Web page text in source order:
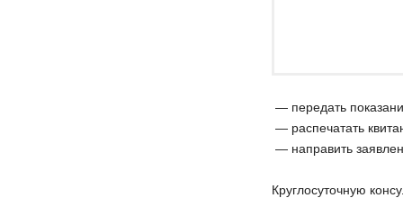
— передать
— распечатать
— направить
Круглосуточную